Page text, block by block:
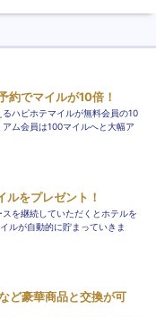
約でマイルが10倍！
ハピホテマイルが無料会員の10
ム会員は100マイルへと大幅ア
をプレゼント！
を継続していただくとホテルを
ルが自動的に貯まっていきま
ど豪華商品と交換が可